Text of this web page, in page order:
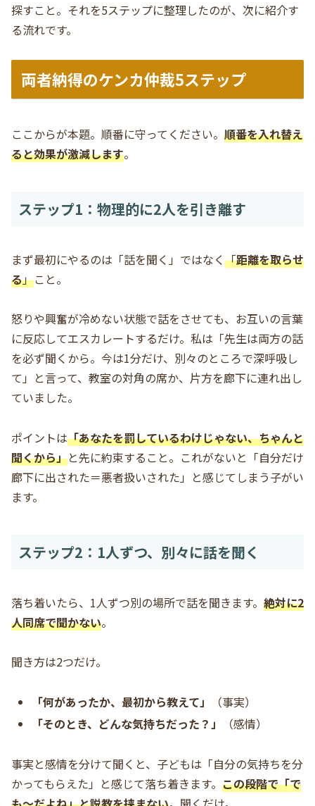
探すこと。それを5ステップに整理したのが、次に紹介す
る流れです。
両者納得のケンカ仲裁5ステップ
ここからが本題。順番に守ってください。 順番を入れ替え
ると効果が激減します。
ステップ1：物理的に2人を引き離す
まず最初にやるのは「話を聞く」ではなく 「距離を取らせ
る」こと。
怒りや興奮が冷めない状態で話をさせても、お互いの言葉
に反応してエスカレートするだけ。私は「先生は両方の話
を必ず聞くから。今は1分だけ、別々のところで深呼吸し
て」と言って、教室の対角の席か、片方を廊下に連れ出し
ていました。
ポイントは「あなたを罰しているわけじゃない、ちゃんと
聞くから」と先に約束すること。これがないと「自分だけ
廊下に出された＝悪者扱いされた」と感じてしまう子がい
ます。
ステップ2：1人ずつ、別々に話を聞く
落ち着いたら、1人ずつ別の場所で話を聞きます。 絶対に2
人同席で聞かない。
聞き方は2つだけ。
「何があったか、最初から教えて」
（事実）
「そのとき、どんな気持ちだった？」
（感情）
事実と感情を分けて聞くと、子どもは「自分の気持ちを分
かってもらえた」と感じて落ち着きます。 この段階で「で